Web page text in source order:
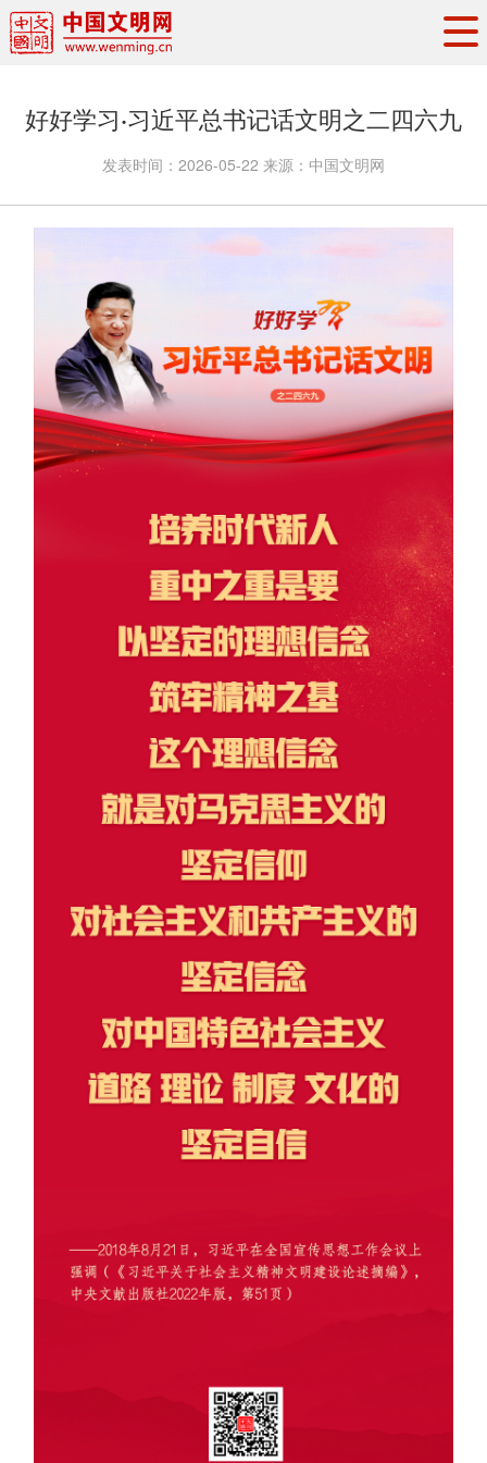
权威发布
资讯联播
地方交流
文明培育
文明实践
文明创建
文明之光
文明影音 文明矩阵
好好学习·习近平总书记话文明之二四六九
发表时间： 2026-05-22 来源： 中国文明网